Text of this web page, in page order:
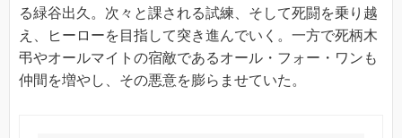
る緑谷出久。次々と課される試練、そして死闘を乗り越
え、ヒーローを目指して突き進んでいく。一方で死柄木
弔やオールマイトの宿敵であるオール・フォー・ワンも
仲間を増やし、その悪意を膨らませていた。